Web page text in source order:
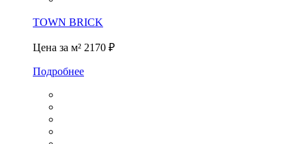
TOWN BRICK
Цена за м² 2170 ₽
Подробнее